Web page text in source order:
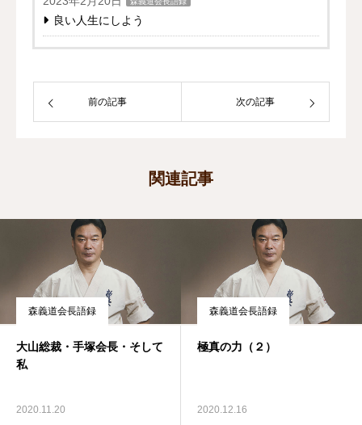
良い人生にしよう
前の記事 次の記事
関連記事
森義道会長語録
大山総裁・手塚会長・そして
私
2020.11.20
森義道会長語録
極真の力（２）
2020.12.16